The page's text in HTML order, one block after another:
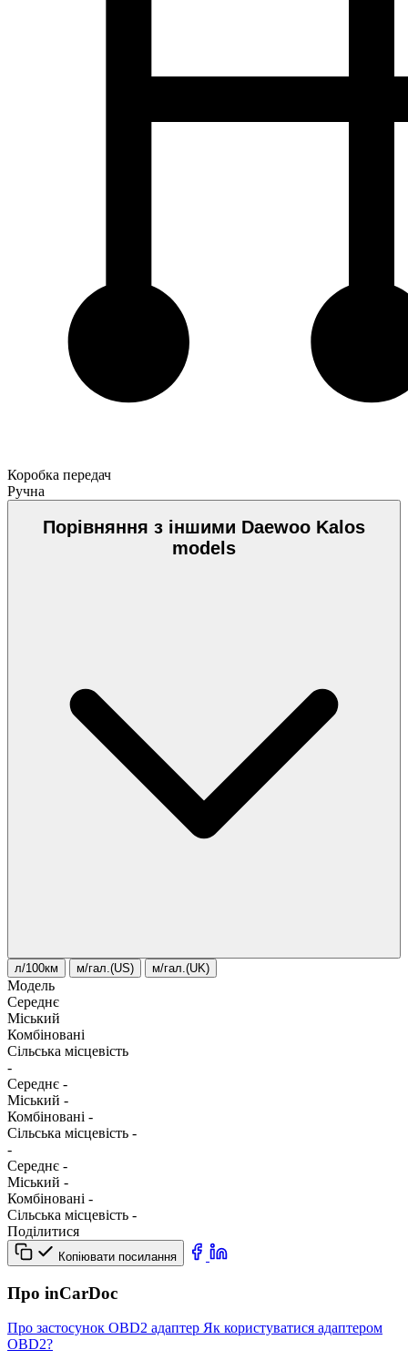
Коробка передач
Ручна
Порівняння з іншими Daewoo Kalos
models
л/100км м/гал.(US) м/гал.(UK)
Модель
Середнє
Міський
Комбіновані
Сільська місцевість
-
Середнє -
Міський -
Комбіновані -
Сільська місцевість -
-
Середнє -
Міський -
Комбіновані -
Сільська місцевість -
Поділитися
Копіювати посилання
Про inCarDoc
Про застосунок OBD2 адаптер Як користуватися адаптером
OBD2?